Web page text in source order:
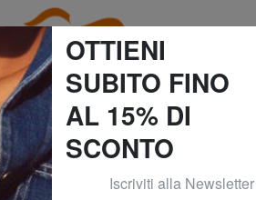
GRATUITA*! (*Per ordini superiori
OTTIENI
SUBITO FINO
AL 15% DI
SCONTO
Iscriviti alla